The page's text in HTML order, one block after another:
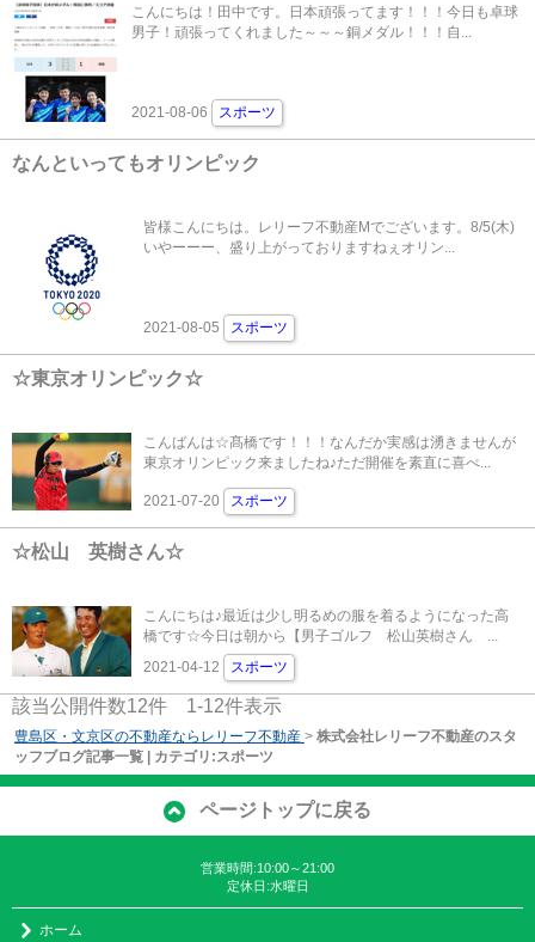
こんにちは！田中です。日本頑張ってます！！！今日も卓球
男子！頑張ってくれました～～～銅メダル！！！自...
2021-08-06 スポーツ
なんといってもオリンピック
皆様こんにちは。レリーフ不動産Mでございます。8/5(木)
いやーーー、盛り上がっておりますねぇオリン...
2021-08-05 スポーツ
☆東京オリンピック☆
こんばんは☆髙橋です！！！なんだか実感は湧きませんが
東京オリンピック来ましたね♪ただ開催を素直に喜べ...
2021-07-20 スポーツ
☆松山 英樹さん☆
こんにちは♪最近は少し明るめの服を着るようになった高
橋です☆今日は朝から【男子ゴルフ 松山英樹さん ...
2021-04-12
スポーツ
該当公開件数12件 1-12件表示
豊島区・文京区の不動産ならレリーフ不動産 > 株式会社レリーフ不動産のスタ
ッフブログ記事一覧 | カテゴリ:スポーツ
ページトップに戻る
営業時間:10:00～21:00
定休日:水曜日
ホーム